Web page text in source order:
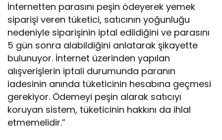
İnternetten parasını peşin ödeyerek yemek
siparişi veren tüketici, satıcının yoğunluğu
nedeniyle siparişinin iptal edildiğini ve parasını
5 gün sonra alabildiğini anlatarak şikayette
bulunuyor. İnternet üzerinden yapılan
alışverişlerin iptali durumunda paranın
iadesinin anında tüketicinin hesabına geçmesi
gerekiyor. Ödemeyi peşin alarak satıcıyı
koruyan sistem, tüketicinin hakkını da ihlal
etmemelidir.”